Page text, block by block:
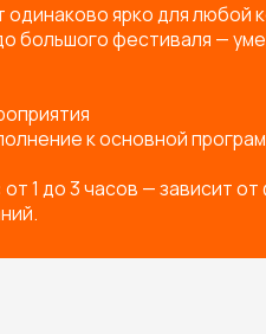
НА
предложим вам:
любое мероприятие
мастер-класса
под вашу задачу